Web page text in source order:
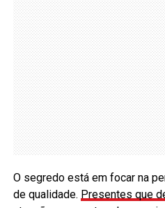
O segredo está em focar na
de qualidade. Presentes que